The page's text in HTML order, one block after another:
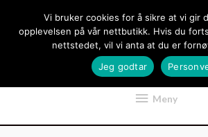
Meny
Meny
Vi bruker cookies for å sikre at vi gir
opplevelsen på vår nettbutikk. Hvis du
nettstedet, vil vi anta at du er
Jeg godtar